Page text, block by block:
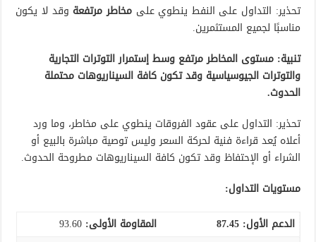
تحذير: التداول على النفط ينطوي علىمخاطر مرتفعة وقد لا يكون
مناسبًا لجميع المستثمرين.
تنبية: مستوى المخاطر مرتفع وسط إستمرار التوترات التجارية
والتوترات الجيوسياسية وقد تكون كافة السيناريوهات محتملة
الحدوث.
تحذير: التداول على عقود الفروقات ينطوي على مخاطر، وما ورد
أعلاه يُعد قراءة فنية لحركة السعر وليس توصية مباشرة بالبيع أو
الشراء أو الإحتفاظ وقد تكون كافة السيناريوهات مطروحة الحدوث.
مستويات التداول:
الدعم الأول: 87.45
المقاومة الأولى: